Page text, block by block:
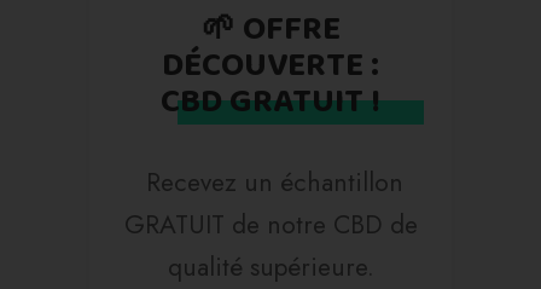
🌱 OFFRE
DÉCOUVERTE :
CBD GRATUIT !
Recevez un échantillon
GRATUIT de notre CBD de
qualité supérieure.